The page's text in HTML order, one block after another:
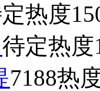
热度
待定热度
7188热